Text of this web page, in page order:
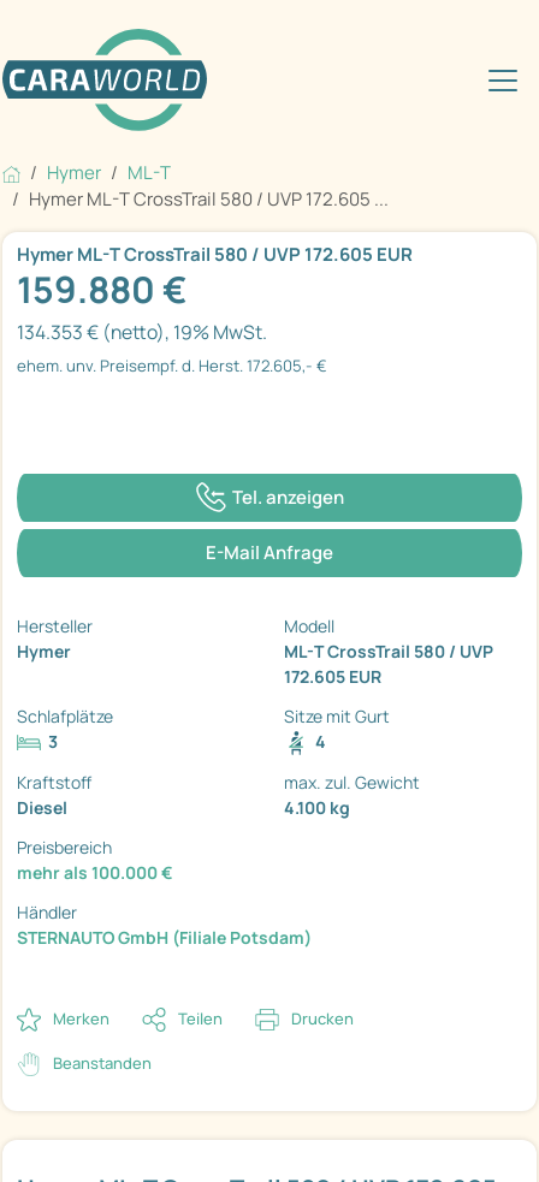
Hymer
ML-T
Hymer ML-T CrossTrail 580 / UVP 172.605 ...
Hymer ML-T CrossTrail 580 / UVP 172.605 EUR
159.880 €
134.353 € (netto), 19% MwSt.
ehem. unv. Preisempf. d. Herst. 172.605,- €
Tel. anzeigen
E-Mail Anfrage
Hersteller
Hymer
Modell
ML-T CrossTrail 580 / UVP
172.605 EUR
Schlafplätze
3
Sitze mit Gurt
4
Kraftstoff
Diesel
max. zul. Gewicht
4.100 kg
Preisbereich
mehr als 100.000 €
Händler
STERNAUTO GmbH (Filiale Potsdam)
Merken Teilen Drucken
Beanstanden